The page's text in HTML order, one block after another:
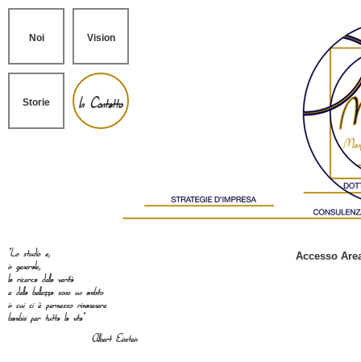
Accesso
Noi Vision
Storie In Contatto
"Lo studio e,
in generale,
la ricerca della verità
e della bellezza sono un ambito
in cui ci è permesso rimanenere
bambini per tutta la vita"
Albert Einstein